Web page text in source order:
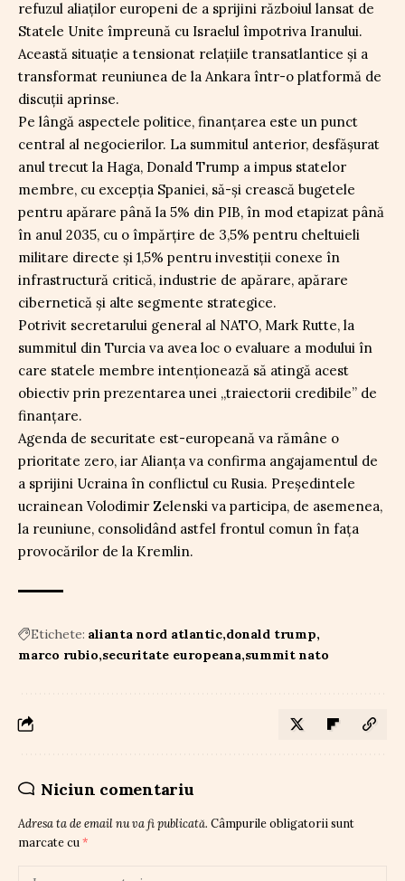
refuzul aliaților europeni de a sprijini războiul lansat de
Statele Unite împreună cu Israelul împotriva Iranului.
Această situație a tensionat relațiile transatlantice și a
transformat reuniunea de la Ankara într-o platformă de
discuții aprinse.
Pe lângă aspectele politice, finanțarea este un punct
central al negocierilor. La summitul anterior, desfășurat
anul trecut la Haga, Donald Trump a impus statelor
membre, cu excepția Spaniei, să-și crească bugetele
pentru apărare până la 5% din PIB, în mod etapizat până
în anul 2035, cu o împărțire de 3,5% pentru cheltuieli
militare directe și 1,5% pentru investiții conexe în
infrastructură critică, industrie de apărare, apărare
cibernetică și alte segmente strategice.
Potrivit secretarului general al NATO, Mark Rutte, la
summitul din Turcia va avea loc o evaluare a modului în
care statele membre intenționează să atingă acest
obiectiv prin prezentarea unei „traiectorii credibile” de
finanțare.
Agenda de securitate est-europeană va rămâne o
prioritate zero, iar Alianța va confirma angajamentul de
a sprijini Ucraina în conflictul cu Rusia. Președintele
ucrainean Volodimir Zelenski va participa, de asemenea,
la reuniune, consolidând astfel frontul comun în fața
provocărilor de la Kremlin.
Etichete: alianta nord atlantic donald trump
marco rubio securitate europeana summit nato
Niciun comentariu
Adresa ta de email nu va fi publicată. Câmpurile obligatorii sunt
marcate cu *